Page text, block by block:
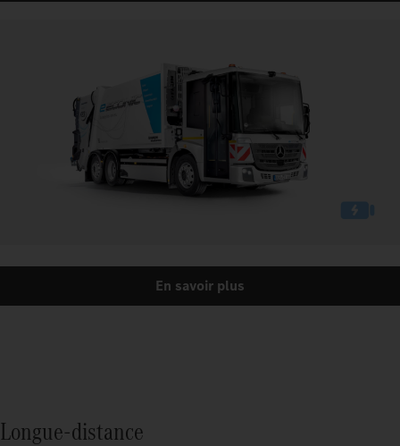
En savoir plus
Longue-distance